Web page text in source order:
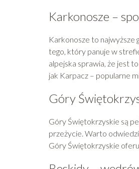
Karkonosze –
Karkonosze to najwyższe
tego, który panuje w
alpejska sprawia, że jest
jak Karpacz – popularne
Góry
Góry Świętokrzyskie są
przeżycie. Warto
Góry Świętokrzyskie